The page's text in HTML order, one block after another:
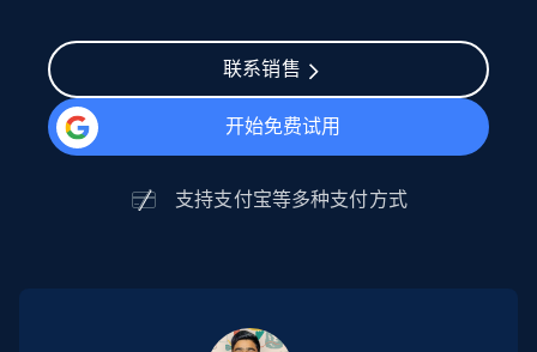
联系销售
开始免费试用
支持支付宝等多种支付方式